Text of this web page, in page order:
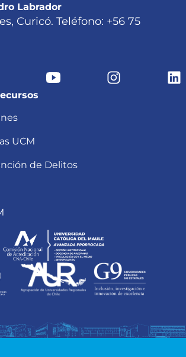
Labrador
Curicó. Teléfono: +56 75
UCM
de Delitos